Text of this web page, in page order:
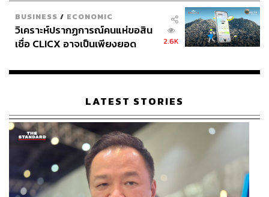
ขณะเดียวกันลูกค้ายังคงตามไปกินอาหารในร้าน แม้ร้านจะ
ย้ายไปอยู่ในโรงแรมหรือพื้นที่ใหม่ๆ เพราะเชื่อมั่นในรสชาติ
และบรรยากาศที่ร้านพยายามรักษาไว้ รวมถึงการพัฒนาเมนู
ใหม่ควบคู่ไปกับเมนูในตำนาน เช่น ข้าวหน้าไก่, บะหมี่แห้ง
BUSINESS / ECONOMIC
วิเคราะห์ปรากฏการณ์คนแห่ขอสิน
เชื่อ CLICX อาจเป็นเพียงยอด
เรือนไทยที่ถูกซุกไว้
2.6K
LATEST STORIES